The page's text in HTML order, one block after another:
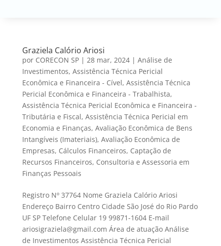
Graziela Calório Ariosi
por CORECON SP| 28 mar, 2024| Análise de
Investimentos, Assistência Técnica Pericial
Econômica e Financeira - Cível, Assistência Técnica
Pericial Econômica e Financeira - Trabalhista,
Assistência Técnica Pericial Econômica e Financeira -
Tributária e Fiscal, Assistência Técnica Pericial em
Economia e Finanças, Avaliação Econômica de Bens
Intangíveis (Imateriais), Avaliação Econômica de
Empresas, Cálculos Financeiros, Captação de
Recursos Financeiros, Consultoria e Assessoria em
Finanças Pessoais
Registro Nº 37764 Nome Graziela Calório Ariosi
Endereço Bairro Centro Cidade São José do Rio Pardo
UF SP Telefone Celular 19 99871-1604 E-mail
ariosigraziela@gmail.com Área de atuação Análise
de Investimentos Assistência Técnica Pericial